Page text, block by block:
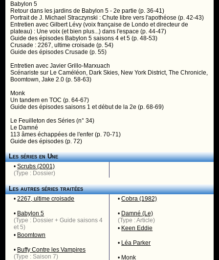
Babylon 5
Retour dans les jardins de Babylon 5 - 2e partie (p. 36-41)
Portrait de J. Michael Straczynski : Chute libre vers l'apothéose (p. 42-43)
Entretien avec Gilbert Lévy (voix française de Londo et directeur de
plateau) : Une voix (et bien plus...) dans l'espace (p. 44-47)
Guide des épisodes Babylon 5 saisons 4 et 5 (p. 48-53)
Crusade : 2267, ultime croisade (p. 54)
Guide des épisodes Crusade (p. 55)
Entretien avec Javier Grillo-Marxuach
Scénariste sur Le Caméléon, Dark Skies, New York District, The Chronicle,
Boomtown, Jake 2.0 (p. 58-63)
Monk
Un tandem en TOC (p. 64-67)
Guide des épisodes saisons 1 et début de la 2e (p. 68-69)
Le Feuilleton des Séries (n° 34)
Le Damné
113 âmes échappées de l'enfer (p. 70-71)
Guide des épisodes (p. 72)
Les séries en Une
•Scrubs (2001)
(Type : Dossier)
Les autres séries traitées
•2267, ultime croisade
• Babylon 5
(Type : Dossier + Guide saisons 4
et 5)
• Boomtown
• Buffy Contre les Vampires
(Type : Saison 7)
•Cobra (1982)
• Damné (Le)
(Type : Article)
• Keen Eddie
• Léa Parker
• Monk